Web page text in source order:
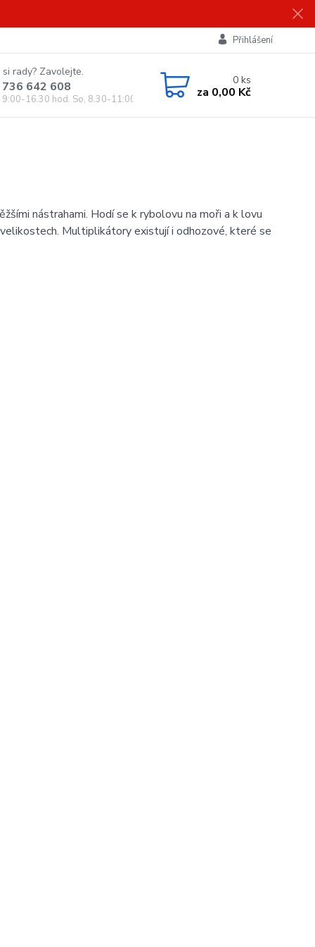
Přihlášení
rady? Zavolejte.
642 608
9:00-16.30 hod. So, 8.30-11:00 hod.)
0ks
za 0,00 Kč
nástrahami. Hodí se k rybolovu na moři a k lovu
Multiplikátory existují i odhozové, které se